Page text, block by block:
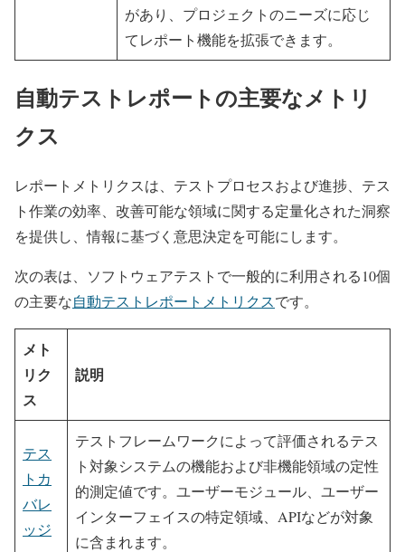
があり、プロジェクトのニーズに応じ
てレポート機能を拡張できます。
自動テストレポートの主要なメトリ
クス
レポートメトリクスは、テストプロセスおよび進捗、テス
ト作業の効率、改善可能な領域に関する定量化された洞察
を提供し、情報に基づく意思決定を可能にします。
次の表は、ソフトウェアテストで一般的に利用される10個
の主要な自動テストレポートメトリクスです。
メト
リク
ス
説明
テス
トカ
バレ
ッジ
テストフレームワークによって評価されるテス
ト対象システムの機能および非機能領域の定性
的測定値です。ユーザーモジュール、ユーザー
インターフェイスの特定領域、APIなどが対象
に含まれます。